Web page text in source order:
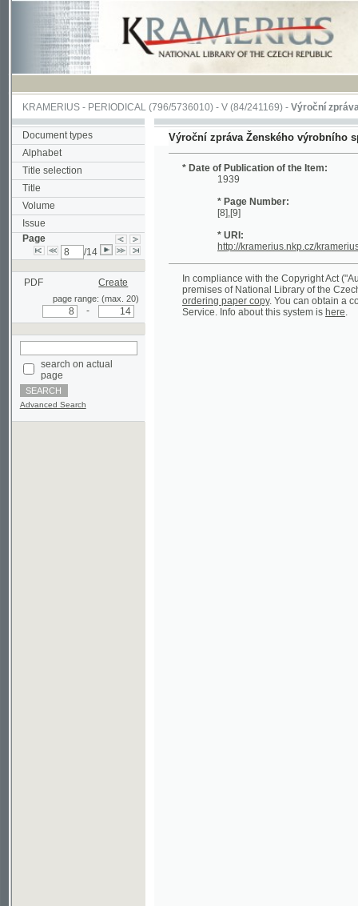
KRAMERIUS-PERIODICAL(796/5736010) -V(84/241169) -Výroční zpráva
Document types
Alphabet
Title selection
Title
Volume
Issue
Page
PDF Create
page range: (max. 20)
page
Advanced Search
Výroční zpráva Ženského výrobního spolku
* Date of Publication of the Item:
1939
* Page Number:
* URI:
In compliance with the Copyright Act
premises of National Library of the Czech
ordering paper copy
. You can obtain a copy of
Service. Info about this system ishere.